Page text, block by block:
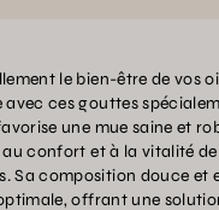
le bien-être de vos
avec ces gouttes
une mue saine et
confort et à la vitalité de
Sa composition douce et
offrant une